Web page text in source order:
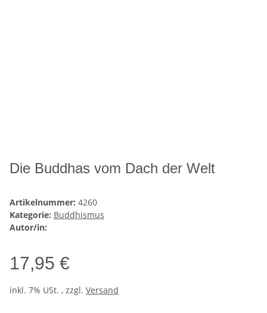
Die Buddhas vom Dach der Welt
Artikelnummer: 4260
Kategorie: Buddhismus
Autor/in:
17,95 €
inkl. 7% USt. , zzgl. Versand